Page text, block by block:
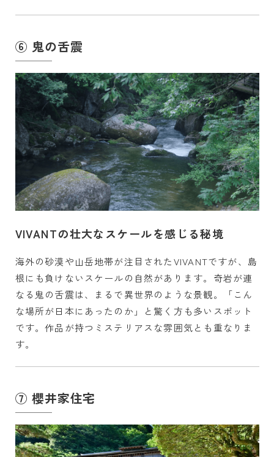
⑥ 鬼の舌震
VIVANTの壮大なスケールを感じる秘境
海外の砂漠や山岳地帯が注目されたVIVANTですが、島
根にも負けないスケールの自然があります。奇岩が連
なる鬼の舌震は、まるで異世界のような景観。「こん
な場所が日本にあったのか」と驚く方も多いスポット
です。作品が持つミステリアスな雰囲気とも重なりま
す。
⑦ 櫻井家住宅